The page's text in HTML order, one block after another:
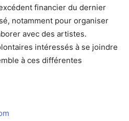
financier du dernier
notamment pour organiser
avec des artistes.
intéressés à se joindre
à ces différentes